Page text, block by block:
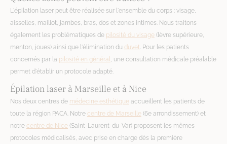
L'épilation laser peut être réalisée sur l'ensemble du corps : visage,
aisselles, maillot, jambes, bras, dos et zones intimes. Nous traitons
également les problématiques de pilosité du visage (lèvre supérieure,
menton, joues) ainsi que l'élimination du duvet . Pour les patients
concernés par la pilosité en général
, une consultation médicale préalable
permet d'établir un protocole adapté.
Épilation laser à Marseille et à Nice
Nos deux centres de médecine esthétique accueillent les patients de
toute la région PACA. Notre centre de Marseille (6e arrondissement) et
notre centre de Nice (Saint-Laurent-du-Var) proposent les mêmes
protocoles médicalisés, avec prise en charge dès la première